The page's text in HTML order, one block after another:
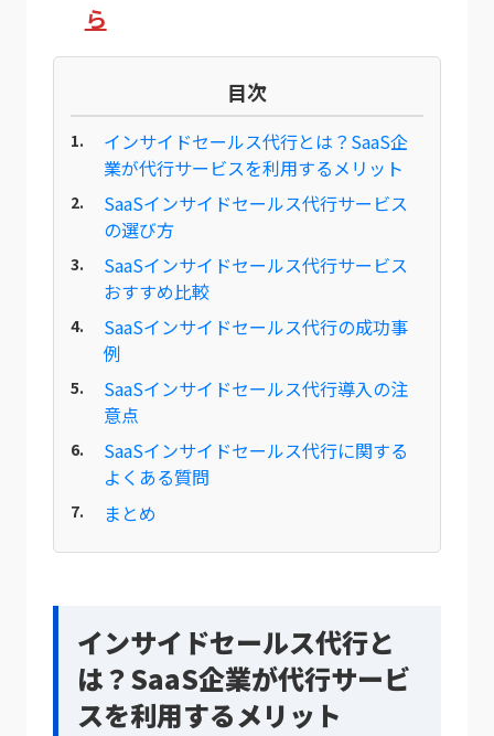
ら
目次
インサイドセールス代行とは？SaaS企
業が代行サービスを利用するメリット
SaaSインサイドセールス代行サービス
の選び方
SaaSインサイドセールス代行サービス
おすすめ比較
SaaSインサイドセールス代行の成功事
例
SaaSインサイドセールス代行導入の注
意点
SaaSインサイドセールス代行に関する
よくある質問
まとめ
インサイドセールス代行と
は？SaaS企業が代行サービ
スを利用するメリット